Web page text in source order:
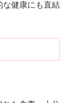
な健康にも直結